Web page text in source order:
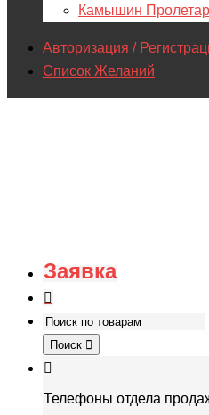
Камышин
Авторизация /
Список Желаний
Заявка
Поиск
Телефоны отдела